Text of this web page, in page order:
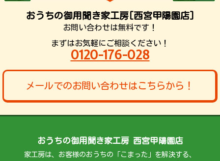
おうちの御用聞き家工房[西宮甲陽園店]
お問い合わせは無料です！
まずはお気軽にご相談ください！
0120-176-028
メールでのお問い合わせはこちらから！
おうちの御用聞き家工房 西宮甲陽園店
家工房は、お客様のおうちの「こまった」を解決する、